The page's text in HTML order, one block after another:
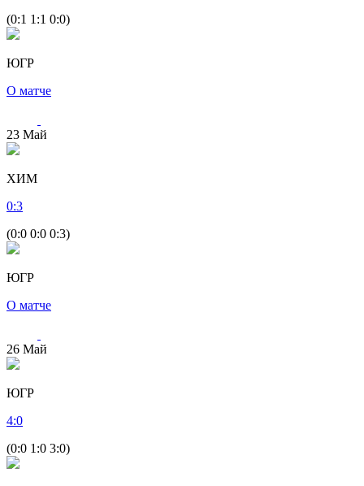
(0:1 1:1 0:0)
ЮГР
О матче
23 Май
ХИМ
0:3
(0:0 0:0 0:3)
ЮГР
О матче
26 Май
ЮГР
4:0
(0:0 1:0 3:0)